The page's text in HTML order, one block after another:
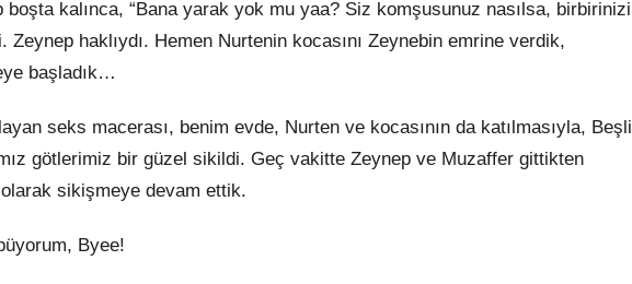
boşta kalınca, “Bana yarak yok mu yaa? Siz komşusunuz nasılsa, birbirinizi
haklıydı. Hemen Nurtenin kocasını Zeynebin emrine verdik,
başladık…
seks macerası, benim evde, Nurten ve kocasının da katılmasıyla, Beşli
götlerimiz bir güzel sikildi. Geç vakitte Zeynep ve Muzaffer gittikten
sikişmeye devam ettik.
Byee!